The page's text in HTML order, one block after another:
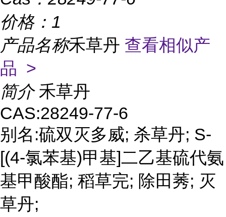
价格： 1
产品名称禾草丹 查看相似产
品 >
简介 禾草丹
CAS:28249-77-6
别名:硫双灭多威; 杀草丹; S-
[(4-氯苯基)甲基]二乙基硫代氨
基甲酸酯; 稻草完; 除田莠; 灭
草丹;